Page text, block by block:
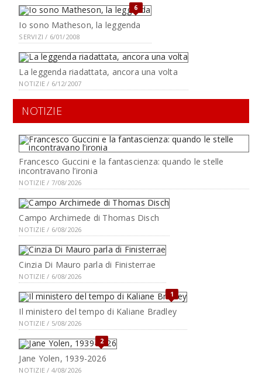
6
Io sono Matheson, la leggenda
SERVIZI / 6/01/2008
La leggenda riadattata, ancora una volta
NOTIZIE / 6/12/2007
NOTIZIE
Francesco Guccini e la fantascienza: quando le stelle
incontravano l’ironia
NOTIZIE / 7/08/2026
Campo Archimede di Thomas Disch
NOTIZIE / 6/08/2026
Cinzia Di Mauro parla di Finisterrae
NOTIZIE / 6/08/2026
1
Il ministero del tempo di Kaliane Bradley
NOTIZIE / 5/08/2026
2
Jane Yolen, 1939-2026
NOTIZIE / 4/08/2026